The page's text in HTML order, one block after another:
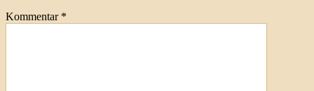
Kommentar *